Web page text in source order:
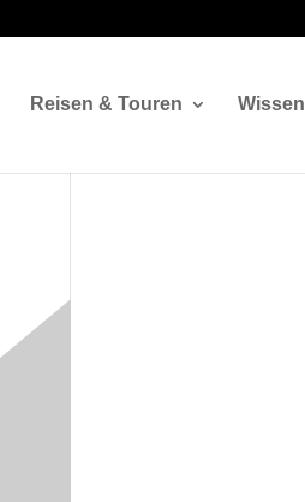
Reisen & Touren Wissen